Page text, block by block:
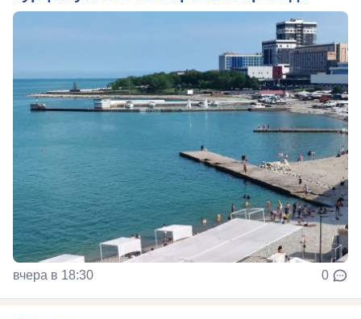
вчера в 18:30 0